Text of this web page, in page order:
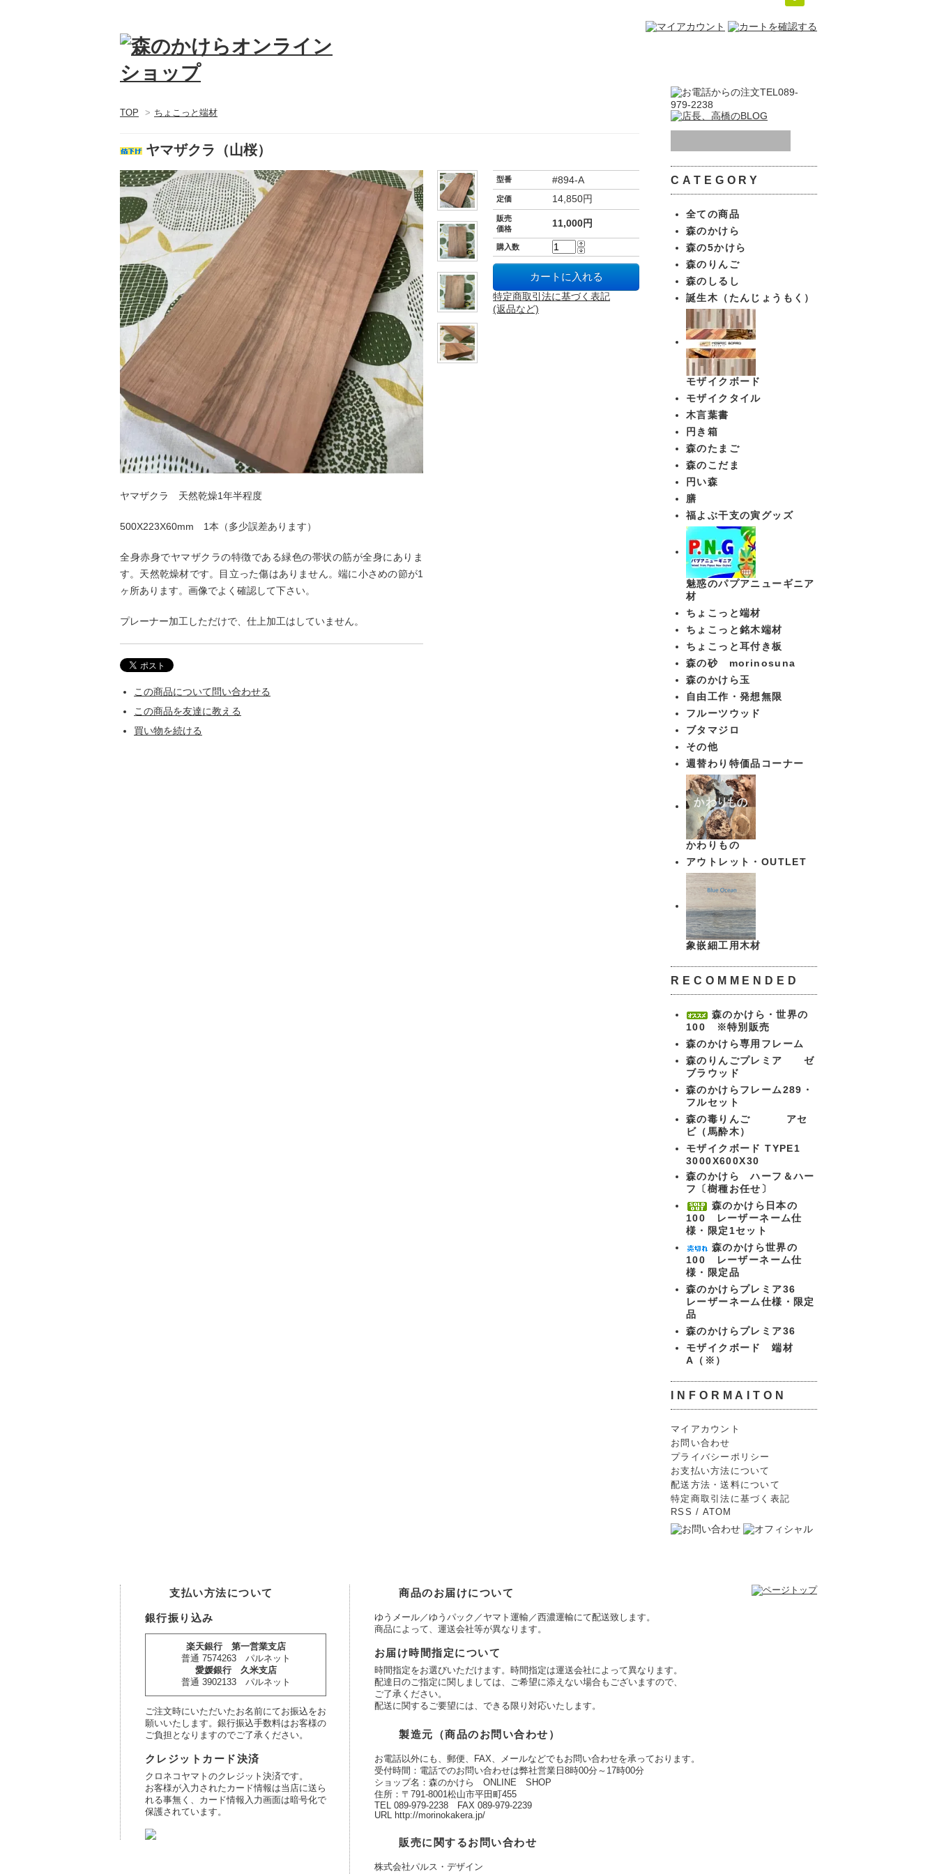
TOP > ちょこっと端材
ヤマザクラ（山桜）
型番 #894-A
定価 14,850円
販売
価格
11,000円
購入数
特定商取引法に基づく表記
(返品など)
ヤマザクラ 天然乾燥1年半程度
500X223X60mm 1本（多少誤差あります）
全身赤身でヤマザクラの特徴である緑色の帯状の筋が全身にありま
す。天然乾燥材です。目立った傷はありません。端に小さめの節が1
ヶ所あります。画像でよく確認して下さい。
プレーナー加工しただけで、仕上加工はしていません。
この商品について問い合わせる
この商品を友達に教える
買い物を続ける
CATEGORY
全ての商品
森のかけら
森の5かけら
森のりんご
森のしるし
誕生木（たんじょうもく）
モザイクボード
モザイクタイル
木言葉書
円き箱
森のたまご
森のこだま
円い森
膳
福よぶ干支の寅グッズ
魅惑のパプアニューギニア
材
ちょこっと端材
ちょこっと銘木端材
ちょこっと耳付き板
森の砂 morinosuna
森のかけら玉
自由工作・発想無限
フルーツウッド
ブタマジロ
その他
週替わり特価品コーナー
かわりもの
アウトレット・OUTLET
象嵌細工用木材
RECOMMENDED
森のかけら・世界の
100 ※特別販売
森のかけら専用フレーム
森のりんごプレミア ゼ
ブラウッド
森のかけらフレーム289・
フルセット
森の毒りんご アセ
ビ（馬酔木）
モザイクボード TYPE1
3000X600X30
森のかけら ハーフ＆ハー
フ〔樹種お任せ〕
森のかけら日本の
100 レーザーネーム仕
様・限定1セット
森のかけら世界の
100 レーザーネーム仕
様・限定品
森のかけらプレミア36
レーザーネーム仕様・限定
品
森のかけらプレミア36
モザイクボード 端材
A（※）
INFORMAITON
マイアカウント
お問い合わせ
プライバシーポリシー
お支払い方法について
配送方法・送料について
特定商取引法に基づく表記
RSS / ATOM
支払い方法について
銀行振り込み
楽天銀行 第一営業支店
普通 7574263 パルネット
愛媛銀行 久米支店
普通 3902133 パルネット
ご注文時にいただいたお名前にてお振込をお
願いいたします。銀行振込手数料はお客様の
ご負担となりますのでご了承ください。
クレジットカード決済
クロネコヤマトのクレジット決済です。
お客様が入力されたカード情報は当店に送ら
れる事無く、カード情報入力画面は暗号化で
保護されています。
商品のお届けについて
ゆうメール／ゆうパック／ヤマト運輸／西濃運輸にて配送致します。
商品によって、運送会社等が異なります。
お届け時間指定について
時間指定をお選びいただけます。時間指定は運送会社によって異なります。
配達日のご指定に関しましては、ご希望に添えない場合もございますので、
ご了承ください。
配送に関するご要望には、できる限り対応いたします。
製造元（商品のお問い合わせ）
お電話以外にも、郵便、FAX、メールなどでもお問い合わせを承っております。
受付時間：電話でのお問い合わせは弊社営業日8時00分～17時00分
ショップ名：森のかけら ONLINE SHOP
住所：〒791-8001松山市平田町455
TEL 089-979-2238 FAX 089-979-2239
URL http://morinokakera.jp/
販売に関するお問い合わせ
株式会社パルス・デザイン